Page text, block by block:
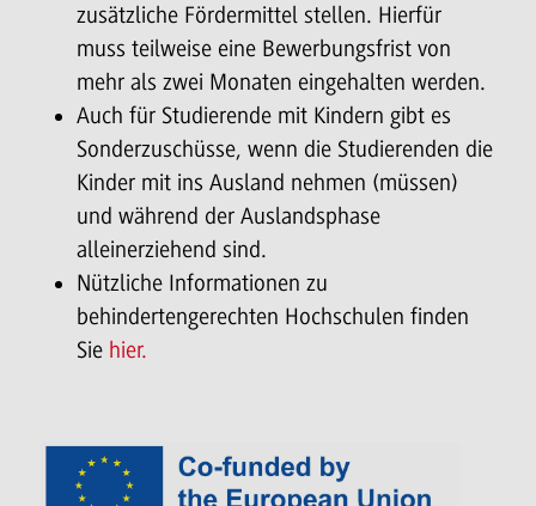
zusätzliche Fördermittel stellen. Hierfür
muss teilweise eine Bewerbungsfrist von
mehr als zwei Monaten eingehalten werden.
Auch für Studierende mit Kindern gibt es
Sonderzuschüsse, wenn die Studierenden die
Kinder mit ins Ausland nehmen (müssen)
und während der Auslandsphase
alleinerziehend sind.
Nützliche Informationen zu
behindertengerechten Hochschulen finden
Sie hier.